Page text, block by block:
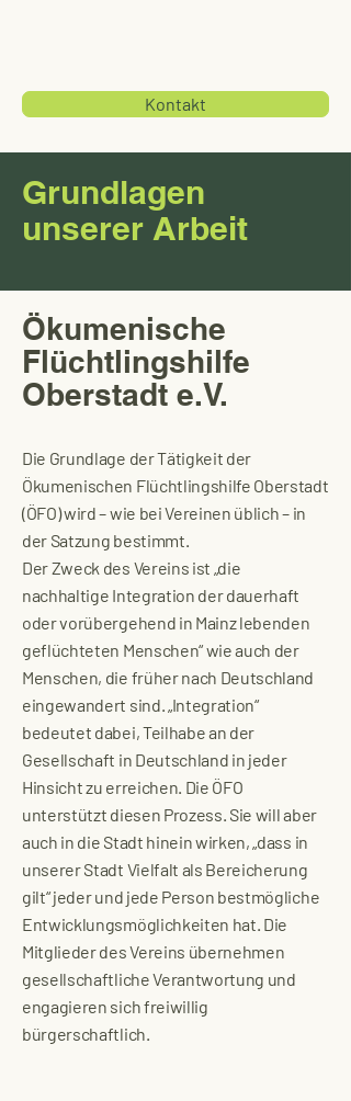
Kontakt
Grundlagen
unserer Arbeit
Ökumenische
Flüchtlingshilfe
Oberstadt e.V.
Die Grundlage der Tätigkeit der
Ökumenischen Flüchtlingshilfe Oberstadt
(ÖFO) wird – wie bei Vereinen üblich – in
der Satzung bestimmt.
Der Zweck des Vereins ist „die
nachhaltige Integration der dauerhaft
oder vorübergehend in Mainz lebenden
geflüchteten Menschen“ wie auch der
Menschen, die früher nach Deutschland
eingewandert sind. „Integration“
bedeutet dabei, Teilhabe an der
Gesellschaft in Deutschland in jeder
Hinsicht zu erreichen. Die ÖFO
unterstützt diesen Prozess. Sie will aber
auch in die Stadt hinein wirken, „dass in
unserer Stadt Vielfalt als Bereicherung
gilt“ jeder und jede Person bestmögliche
Entwicklungsmöglichkeiten hat. Die
Mitglieder des Vereins übernehmen
gesellschaftliche Verantwortung und
engagieren sich freiwillig
bürgerschaftlich.